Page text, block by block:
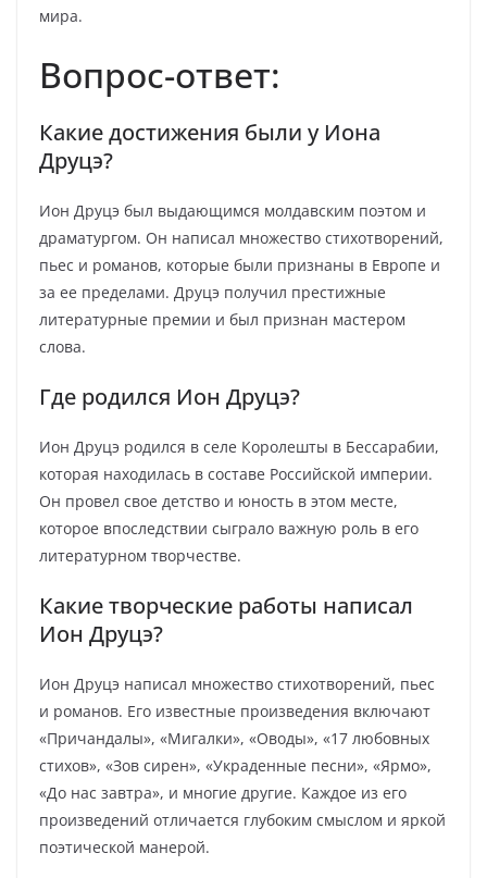
мира.
Вопрос-ответ:
Какие достижения были у Иона
Друцэ?
Ион Друцэ был выдающимся молдавским поэтом и
драматургом. Он написал множество стихотворений,
пьес и романов, которые были признаны в Европе и
за ее пределами. Друцэ получил престижные
литературные премии и был признан мастером
слова.
Где родился Ион Друцэ?
Ион Друцэ родился в селе Королешты в Бессарабии,
которая находилась в составе Российской империи.
Он провел свое детство и юность в этом месте,
которое впоследствии сыграло важную роль в его
литературном творчестве.
Какие творческие работы написал
Ион Друцэ?
Ион Друцэ написал множество стихотворений, пьес
и романов. Его известные произведения включают
«Причандалы», «Мигалки», «Оводы», «17 любовных
стихов», «Зов сирен», «Украденные песни», «Ярмо»,
«До нас завтра», и многие другие. Каждое из его
произведений отличается глубоким смыслом и яркой
поэтической манерой.